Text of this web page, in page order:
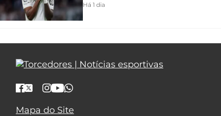
Há 1 dia
Mapa do Site